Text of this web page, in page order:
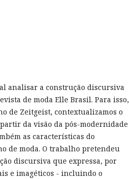
analisar a construção discursiva
de moda Elle Brasil. Para isso,
de Zeitgeist, contextualizamos o
da visão da pós-modernidade
as características do
de moda. O trabalho pretendeu
discursiva que expressa, por
e imagéticos - incluindo o